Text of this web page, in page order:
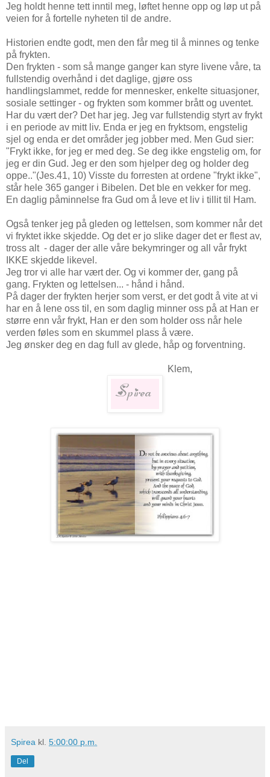
Jeg holdt henne tett inntil meg, løftet henne opp og løp ut på
veien for å fortelle nyheten til de andre.
Historien endte godt, men den får meg til å minnes og tenke
på frykten.
Den frykten - som så mange ganger kan styre livene våre, ta
fullstendig overhånd i det daglige, gjøre oss
handlingslammet, redde for mennesker, enkelte situasjoner,
sosiale settinger - og frykten som kommer brått og uventet.
Har du vært der? Det har jeg. Jeg var fullstendig styrt av frykt
i en periode av mitt liv. Enda er jeg en fryktsom, engstelig
sjel og enda er det områder jeg jobber med. Men Gud sier:
"Frykt ikke, for jeg er med deg. Se deg ikke engstelig om, for
jeg er din Gud. Jeg er den som hjelper deg og holder deg
oppe.."(Jes.41, 10) Visste du forresten at ordene "frykt ikke",
står hele 365 ganger i Bibelen. Det ble en vekker for meg.
En daglig påminnelse fra Gud om å leve et liv i tillit til Ham.
Også tenker jeg på gleden og lettelsen, som kommer når det
vi fryktet ikke skjedde. Og det er jo slike dager det er flest av,
tross alt - dager der alle våre bekymringer og all vår frykt
IKKE skjedde likevel.
Jeg tror vi alle har vært der. Og vi kommer der, gang på
gang. Frykten og lettelsen... - hånd i hånd.
På dager der frykten herjer som verst, er det godt å vite at vi
har en å lene oss til, en som daglig minner oss på at Han er
større enn vår frykt, Han er den som holder oss når hele
verden føles som en skummel plass å være.
Jeg ønsker deg en dag full av glede, håp og forventning.
Klem,
Spirea kl. 5:00:00 p.m.
Del